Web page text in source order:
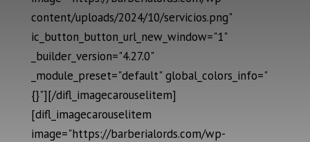
content/uploads/2024/10/servicios.png"
ic_button_button_url_new_window="1"
_builder_version="4.27.0"
_module_preset="default" global_colors_info="
{}"][/difl_imagecarouselitem]
[difl_imagecarouselitem
image="https://barberialords.com/wp-